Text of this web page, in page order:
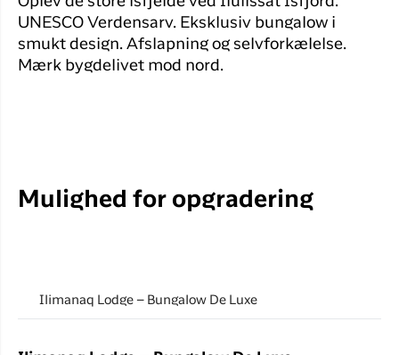
UNESCO Verdensarv. Eksklusiv bungalow i
smukt design. Afslapning og selvforkælelse.
Mærk bygdelivet mod nord.
Mulighed for opgradering
Ilimanaq Lodge – Bungalow De Luxe